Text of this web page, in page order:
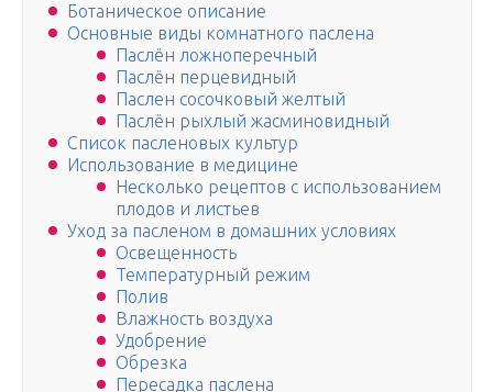
Ботаническое описание
Основные виды комнатного паслена
Паслён ложноперечный
Паслён перцевидный
Паслен сосочковый желтый
Паслён рыхлый жасминовидный
Список пасленовых культур
Использование в медицине
Несколько рецептов с использованием
плодов и листьев
Уход за пасленом в домашних условиях
Освещенность
Температурный режим
Полив
Влажность воздуха
Удобрение
Обрезка
Пересадка паслена